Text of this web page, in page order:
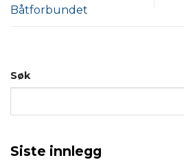
Båtforbundet
Søk
Siste innlegg